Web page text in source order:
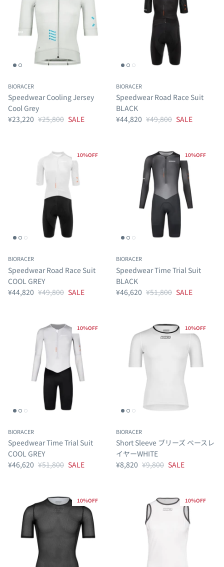
BIORACER
Speedwear Cooling Jersey
Cool Grey
¥23,220 ¥25,800 SALE
BIORACER
Speedwear Road Race Suit
BLACK
¥44,820 ¥49,800 SALE
10％OFF
BIORACER
Speedwear Road Race Suit
COOL GREY
¥44,820 ¥49,800 SALE
10％OFF
BIORACER
Speedwear Time Trial Suit
BLACK
¥46,620 ¥51,800 SALE
10％OFF
BIORACER
Speedwear Time Trial Suit
COOL GREY
¥46,620 ¥51,800 SALE
10％OFF
BIORACER
Short Sleeve ブリーズ ベースレ
イヤーWHITE
¥8,820 ¥9,800 SALE
10％OFF 10％OFF